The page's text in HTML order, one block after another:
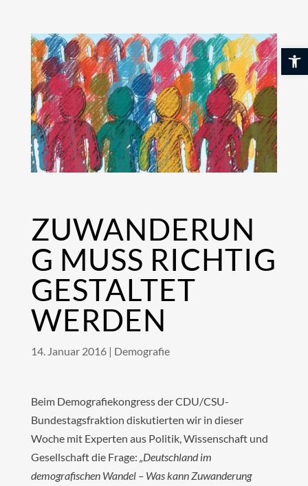
content
ZUWANDERUN
G MUSS RICHTIG
GESTALTET
WERDEN
14. Januar 2016| Demografie
Beim Demografiekongress der CDU/CSU-
Bundestagsfraktion diskutierten wir in dieser
Woche mit Experten aus Politik, Wissenschaft und
Gesellschaft die Frage: „Deutschland im
demografischen Wandel – Was kann Zuwanderung